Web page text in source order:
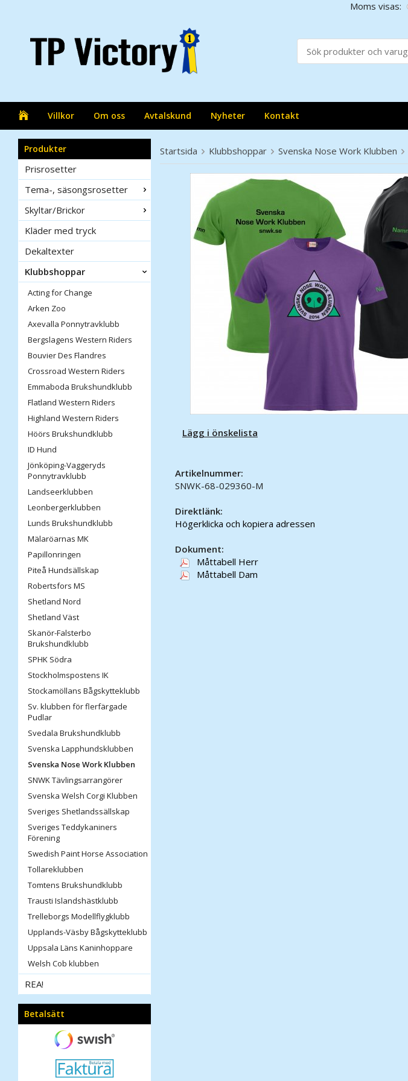
Moms visas:
Villkor Om oss Avtalskund Nyheter Kontakt
Produkter
Prisrosetter
Tema-, säsongsrosetter
Skyltar/Brickor
Kläder med tryck
Dekaltexter
Klubbshoppar
Acting for Change
Arken Zoo
Axevalla Ponnytravklubb
Bergslagens Western Riders
Bouvier Des Flandres
Crossroad Western Riders
Emmaboda Brukshundklubb
Flatland Western Riders
Highland Western Riders
Höörs Brukshundklubb
ID Hund
Jönköping-Vaggeryds
Ponnytravklubb
Landseerklubben
Leonbergerklubben
Lunds Brukshundklubb
Mälaröarnas MK
Papillonringen
Piteå Hundsällskap
Robertsfors MS
Shetland Nord
Shetland Väst
Skanör-Falsterbo
Brukshundklubb
SPHK Södra
Stockholmspostens IK
Stockamöllans Bågskytteklubb
Sv. klubben för flerfärgade
Pudlar
Svedala Brukshundklubb
Svenska Lapphundsklubben
Svenska Nose Work Klubben
SNWK Tävlingsarrangörer
Svenska Welsh Corgi Klubben
Sveriges Shetlandssällskap
Sveriges Teddykaniners
Förening
Swedish Paint Horse Association
Tollareklubben
Tomtens Brukshundklubb
Trausti Islandshästklubb
Trelleborgs Modellflygklubb
Upplands-Väsby Bågskytteklubb
Uppsala Läns Kaninhoppare
Welsh Cob klubben
REA!
Betalsätt
Startsida Klubbshoppar Svenska Nose Work Klubben
Lägg i önskelista
Artikelnummer:
SNWK-68-029360-M
Direktlänk:
Högerklicka och kopiera adressen
Dokument:
Måttabell Herr
Måttabell Dam